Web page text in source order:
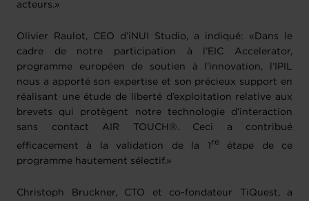
acteurs.»
Olivier Raulot, CEO d’iNUI Studio, a indiqué: «Dans le
cadre de notre participation à l’EIC Accelerator,
programme européen de soutien à l’innovation, l’IPIL
nous a apporté son expertise et son précieux support en
réalisant une étude de liberté d’exploitation relative aux
brevets qui protègent notre technologie d’interaction
sans contact AIR TOUCH®. Ceci a contribué
efficacement à la validation de la 1 re
étape de ce
programme hautement sélectif.»
Christoph Bruckner, CTO et co-fondateur TiQuest, a